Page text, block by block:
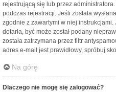
rejestrującą się lub przez
podczas rejestracji. Jeśli została
zgodnie z zawartymi w niej
dotarła, być może został podany
została zatrzymana przez filtr
adres e-mail jest prawidłowy, spróbuj
Na górę
Dlaczego nie mogę się zalogować?